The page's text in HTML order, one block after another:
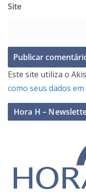
Site
Este site utiliza o
como seus dados
Hora H –